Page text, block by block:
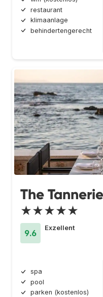
restaurant
klimaanlage
behindertengerecht
The
★★★★★
9.6
Exzellent
spa
pool
parken (kostenlos)